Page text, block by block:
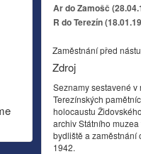
Ar do Zamošč
R do Terezín
Zaměstnání před
Zdroj
Seznamy sestavené
Terezínských
holocaustu
archiv Státního
bydliště a zaměstnání
1942.